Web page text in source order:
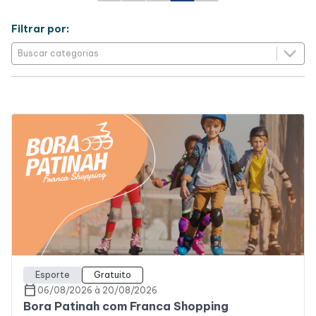
Filtrar por:
Esporte Gratuito
Bora Patinah com Franca Shopping
calendar_today 06/08/2026 à 20/08/2026